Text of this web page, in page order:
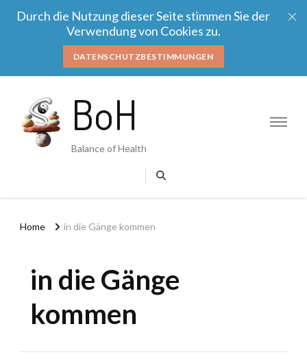
Durch die Nutzung dieser Seite stimmen Sie der
Verwendung von Cookies zu.
DATENSCHUTZBESTIMMUNGEN
BoH
Balance of Health
Home in die Gänge kommen
in die Gänge
kommen